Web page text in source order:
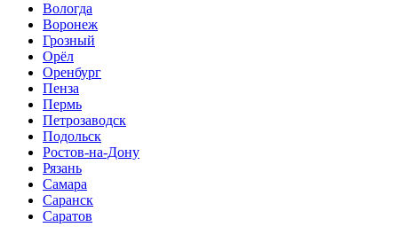
Вологда
Воронеж
Грозный
Орёл
Оренбург
Пенза
Пермь
Петрозаводск
Подольск
Ростов-на-Дону
Рязань
Самара
Саранск
Саратов